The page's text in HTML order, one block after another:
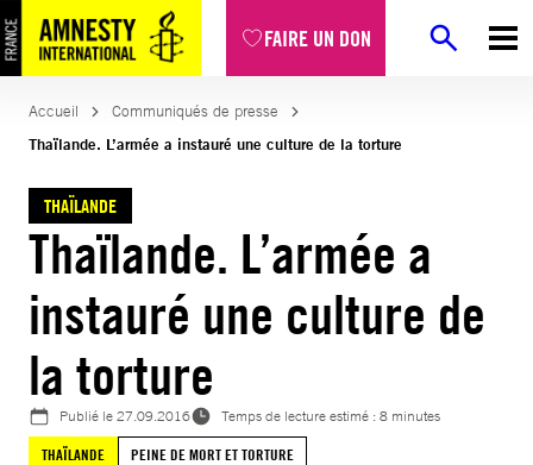
FAIRE UN DON
Aller
au
contenu
Accueil
Communiqués de presse
Thaïlande. L’armée a instauré une culture de la torture
THAÏLANDE
Thaïlande. L’armée a
instauré une culture de
la torture
Publié le27.09.2016
Temps de lecture estimé : 8 minutes
THAÏLANDE
PEINE DE MORT ET TORTURE